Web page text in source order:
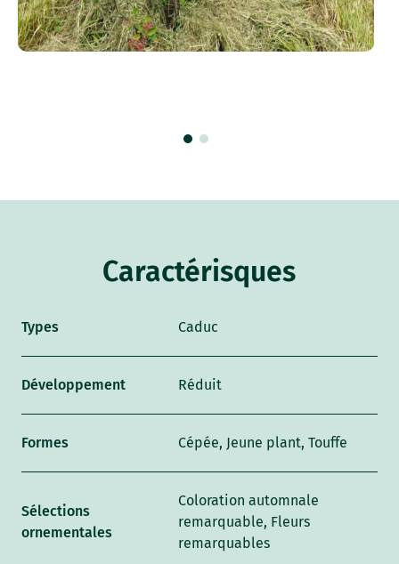
Caractérisques
Types Caduc
Développement Réduit
Formes Cépée, Jeune plant, Touffe
Sélections
ornementales
Coloration automnale
remarquable, Fleurs
remarquables